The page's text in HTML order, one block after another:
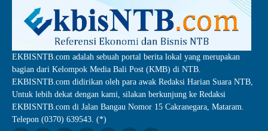
EKBISNTB.com adalah sebuah portal berita lokal yang merupakan
bagian dari Kelompok Media Bali Post (KMB) di NTB.
EKBISNTB.com didirikan oleh para awak Redaksi Harian Suara NTB,
Untuk lebih dekat dengan kami, silakan berkunjung ke Redaksi
EKBISNTB.com di Jalan Bangau Nomor 15 Cakranegara, Mataram.
Telepon (0370) 639543. (*)